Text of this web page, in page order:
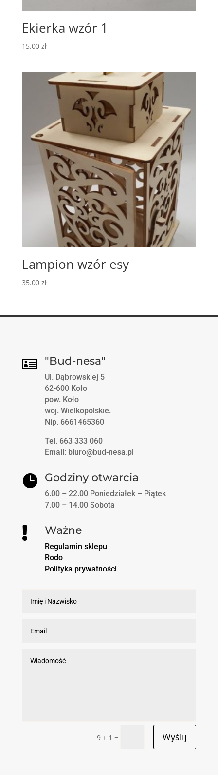
Ekierka wzór 1
15.00 zł
Lampion wzór esy
35.00 zł
 "Bud-nesa"
Ul. Dąbrowskiej 5
62-600 Koło
pow. Koło
woj. Wielkopolskie.
Nip. 6661465360
Tel. 663 333 060
Email: biuro@bud-nesa.pl
 Godziny otwarcia
6.00 – 22.00 Poniedziałek – Piątek
7.00 – 14.00 Sobota
 Ważne
Regulamin sklepu
Rodo
Polityka prywatności
9 + 1 = Wyślij